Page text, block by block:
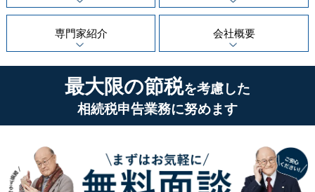
専門家紹介 会社概要
最大限の節税を考慮した
相続税申告業務に努めます